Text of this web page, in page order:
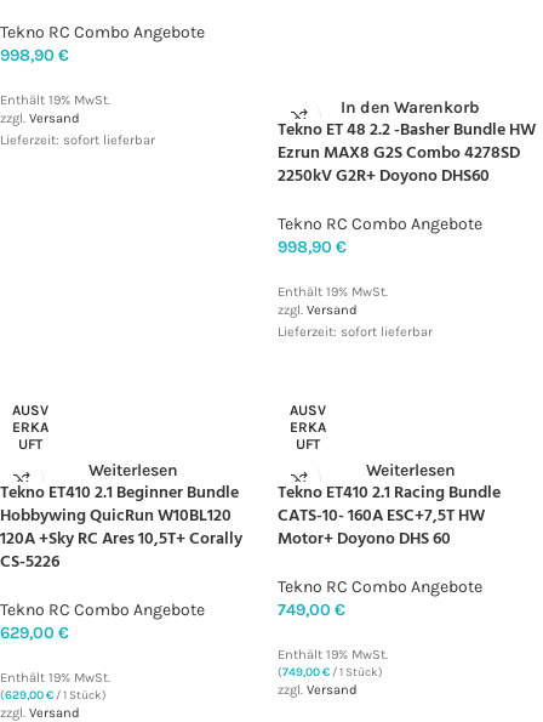
Tekno RC Combo Angebote
998,90 €
Enthält 19% MwSt.
zzgl. Versand
Lieferzeit: sofort lieferbar
In den Warenkorb
Tekno ET 48 2.2 -Basher Bundle HW
Ezrun MAX8 G2S Combo 4278SD
2250kV G2R+ Doyono DHS60
Tekno RC Combo Angebote
998,90 €
Enthält 19% MwSt.
zzgl. Versand
Lieferzeit: sofort lieferbar
AUSV
ERKA
UFT
Weiterlesen
Tekno ET410 2.1 Beginner Bundle
Hobbywing QuicRun W10BL120
120A +Sky RC Ares 10,5T+ Corally
CS-5226
Tekno RC Combo Angebote
629,00 €
Enthält 19% MwSt.
(629,00€ / 1 Stück)
zzgl. Versand
AUSV
ERKA
UFT
Weiterlesen
Tekno ET410 2.1 Racing Bundle
CATS-10- 160A ESC+7,5T HW
Motor+ Doyono DHS 60
Tekno RC Combo Angebote
749,00 €
Enthält 19% MwSt.
(749,00€ / 1 Stück)
zzgl. Versand